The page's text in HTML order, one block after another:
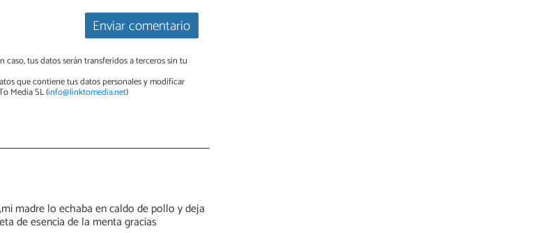
Enviar comentario
tus datos serán transferidos a terceros sin tu
que contiene tus datos personales y modificar
Media SL (info@linktomedia.net)
madre lo echaba en caldo de pollo y deja
de esencia de la menta gracias